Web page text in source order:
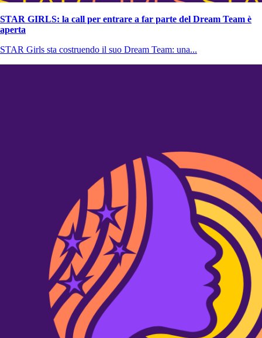
STAR GIRLS: la call per entrare a far parte del Dream Team è
aperta
STAR Girls sta costruendo il suo Dream Team: una...